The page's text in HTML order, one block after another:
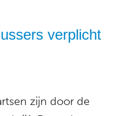
verplicht
zijn door de